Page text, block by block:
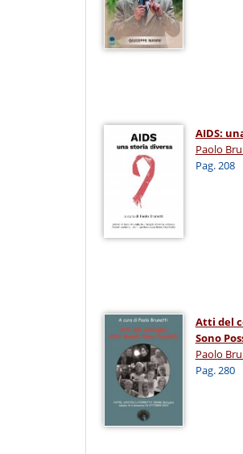
AIDS:
Paolo
Pag. 208
Atti del
Sono
Paolo
Pag. 280